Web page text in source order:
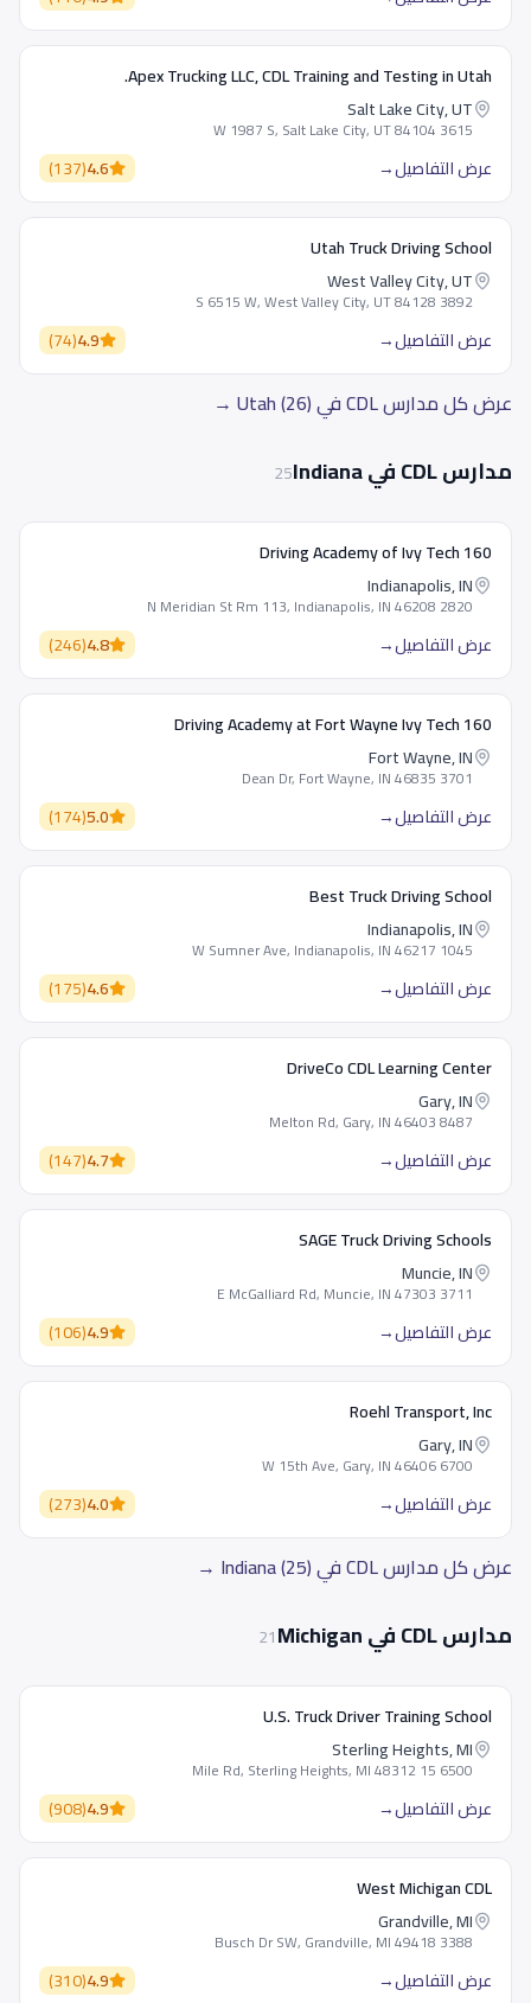
Apex Trucking LLC, CDL Training and Testing in Utah.
Salt Lake City, UT
3615 W 1987 S, Salt Lake City, UT 84104
عرض التفاصيل→
4.6
(
137
)
Utah Truck Driving School
West Valley City, UT
3892 S 6515 W, West Valley City, UT 84128
عرض التفاصيل→
4.9
(
74
)
عرض كل مدارس CDL في Utah (26) →
مدارس CDL في Indiana 25
160 Driving Academy of Ivy Tech
Indianapolis, IN
2820 N Meridian St Rm 113, Indianapolis, IN 46208
عرض التفاصيل→
4.8
(
246
)
160 Driving Academy at Fort Wayne Ivy Tech
Fort Wayne, IN
3701 Dean Dr, Fort Wayne, IN 46835
عرض التفاصيل→
5.0
(
174
)
Best Truck Driving School
Indianapolis, IN
1045 W Sumner Ave, Indianapolis, IN 46217
عرض التفاصيل→
4.6
(
175
)
DriveCo CDL Learning Center
Gary, IN
8487 Melton Rd, Gary, IN 46403
عرض التفاصيل→
4.7
(
147
)
SAGE Truck Driving Schools
Muncie, IN
3711 E McGalliard Rd, Muncie, IN 47303
عرض التفاصيل→
4.9
(
106
)
Roehl Transport, Inc
Gary, IN
6700 W 15th Ave, Gary, IN 46406
عرض التفاصيل→
4.0
(
273
)
عرض كل مدارس CDL في Indiana (25) →
مدارس CDL في Michigan 21
U.S. Truck Driver Training School
Sterling Heights, MI
6500 15 Mile Rd, Sterling Heights, MI 48312
عرض التفاصيل→
4.9
(
908
)
West Michigan CDL
Grandville, MI
3388 Busch Dr SW, Grandville, MI 49418
عرض التفاصيل→
4.9
(
310
)